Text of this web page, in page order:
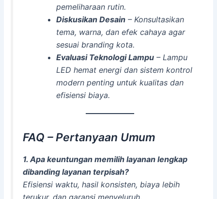
pemeliharaan rutin.
Diskusikan Desain– Konsultasikan
tema, warna, dan efek cahaya agar
sesuai branding kota.
Evaluasi Teknologi Lampu– Lampu
LED hemat energi dan sistem kontrol
modern penting untuk kualitas dan
efisiensi biaya.
FAQ – Pertanyaan Umum
1. Apa keuntungan memilih layanan lengkap
dibanding layanan terpisah?
Efisiensi waktu, hasil konsisten, biaya lebih